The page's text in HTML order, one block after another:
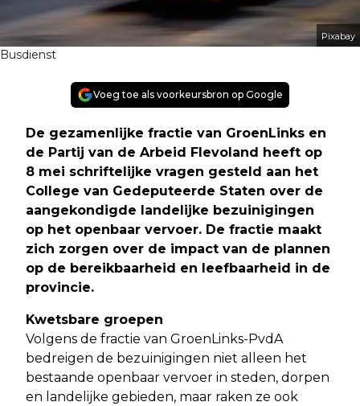
Pixabay
Busdienst
Voeg toe als voorkeursbron op Google
De gezamenlijke fractie van GroenLinks en
de Partij van de Arbeid Flevoland heeft op
8 mei schriftelijke vragen gesteld aan het
College van Gedeputeerde Staten over de
aangekondigde landelijke bezuinigingen
op het openbaar vervoer. De fractie maakt
zich zorgen over de impact van de plannen
op de bereikbaarheid en leefbaarheid in de
provincie.
Kwetsbare groepen
Volgens de fractie van GroenLinks-PvdA
bedreigen de bezuinigingen niet alleen het
bestaande openbaar vervoer in steden, dorpen
en landelijke gebieden, maar raken ze ook